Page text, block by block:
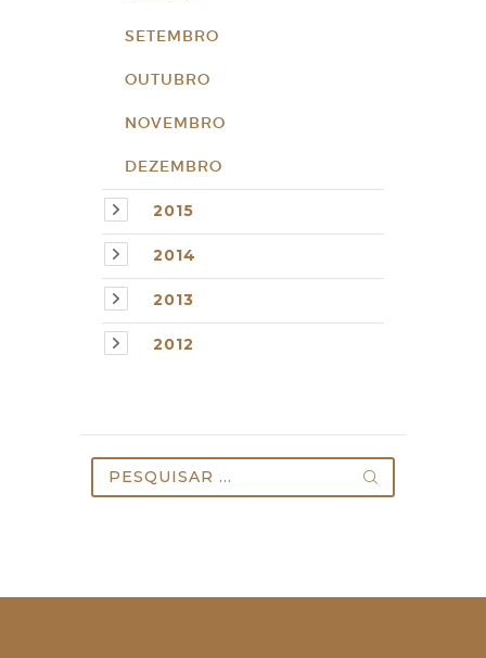
SETEMBRO
OUTUBRO
NOVEMBRO
DEZEMBRO
2015
2014
2013
2012
Pesquisar
por: